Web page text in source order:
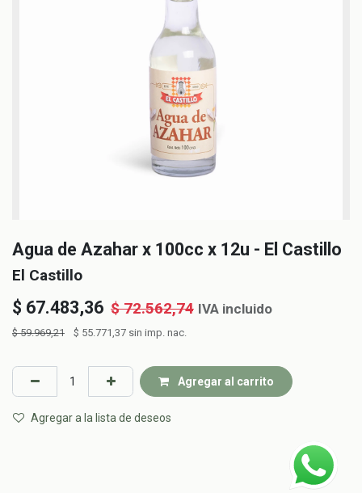
Agua de Azahar x 100cc x 12u - El Castillo
El Castillo
$ 67.483,36 $72.562,74 IVA incluido
$59.969,21 $ 55.771,37 sin imp. nac.
Agregar al carrito
Agregar a la lista de deseos